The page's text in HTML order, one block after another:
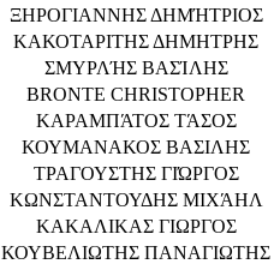
ΞΗΡΟΓΙΑΝΝΗΣ ΔΗΜΉΤΡΙΟΣ
ΚΑΚΟΤΑΡΙΤΗΣ ΔΗΜΗΤΡΗΣ
ΣΜΥΡΛΉΣ ΒΑΣΊΛΗΣ
BRONTE CHRISTOPHER
ΚΑΡΑΜΠΆΤΟΣ ΤΆΣΟΣ
ΚΟΥΜΑΝΑΚΟΣ ΒΑΣΙΛΗΣ
ΤΡΑΓΟΥΣΤΗΣ ΓΙΏΡΓΟΣ
ΚΩΝΣΤΑΝΤΟΥΔΗΣ ΜΙΧΆΗΛ
ΚΑΚΑΛΙΚΑΣ ΓΙΩΡΓΟΣ
ΚΟΥΒΕΛΙΩΤΗΣ ΠΑΝΑΓΙΩΤΗΣ